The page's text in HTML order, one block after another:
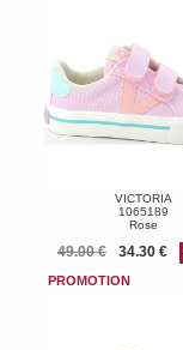
VICTORIA
1065189
Rose
49.00 € 34.30 €